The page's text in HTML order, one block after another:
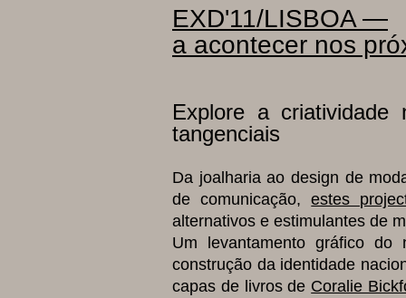
EXD'11/LISBOA —
a acontecer nos
Explore a criatividade
tangenciais
Da joalharia ao design de
de comunicação,estes
alternativos e estimulantes de
Um levantamento gráfico
construção da identidade
capas de livros de Coralie